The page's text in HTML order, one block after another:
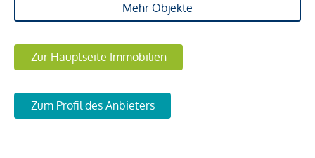
Mehr Objekte
Zur Hauptseite Immobilien
Zum Profil des Anbieters